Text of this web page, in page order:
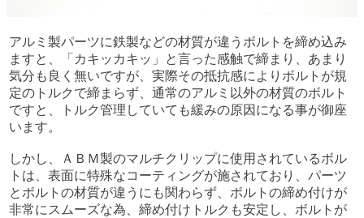
アルミ製パーツに鉄製などの材質が違うボルトを締め込み
ますと、「カキッカキッ」と言った感触で締まり、あまり
気分も良く無いですが、実際その抵抗感によりボルトが規
定のトルクで締まらず、通常のアルミ以外の材質のボルト
ですと、トルク管理していても緩みの原因になる事が御座
います。
しかし、ＡＢＭ製のマルチクリップに使用されているボル
トは、表面に特殊なコーティングが施されており、パーツ
とボルトの材質が違うにも関わらず、ボルトの締め付けが
非常にスムーズな為、締め付けトルクも安定し、ボルトが